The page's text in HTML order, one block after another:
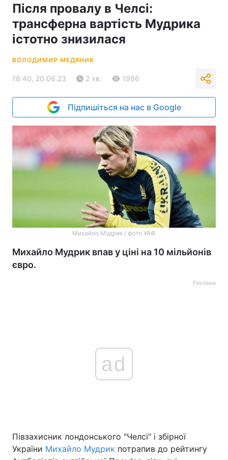
Після провалу в Челсі:
трансферна вартість Мудрика
істотно знизилася
ВОЛОДИМИР МЕДЯНИК
18:40, 20.06.23 2 хв. 1986
Підпишіться на нас в Google
Михайло Мудрик / фото УАФ
Михайло Мудрик впав у ціні на 10 мільйонів
євро.
Реклама
ad
Півзахисник лондонського "Челсі" і збірної
України Михайло Мудрик потрапив до рейтингу